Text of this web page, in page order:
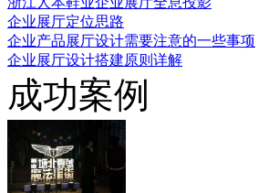
企业展厅定位思路
企业产品展厅设计需要注意的一些事项
企业展厅设计搭建原则详解
成功案例